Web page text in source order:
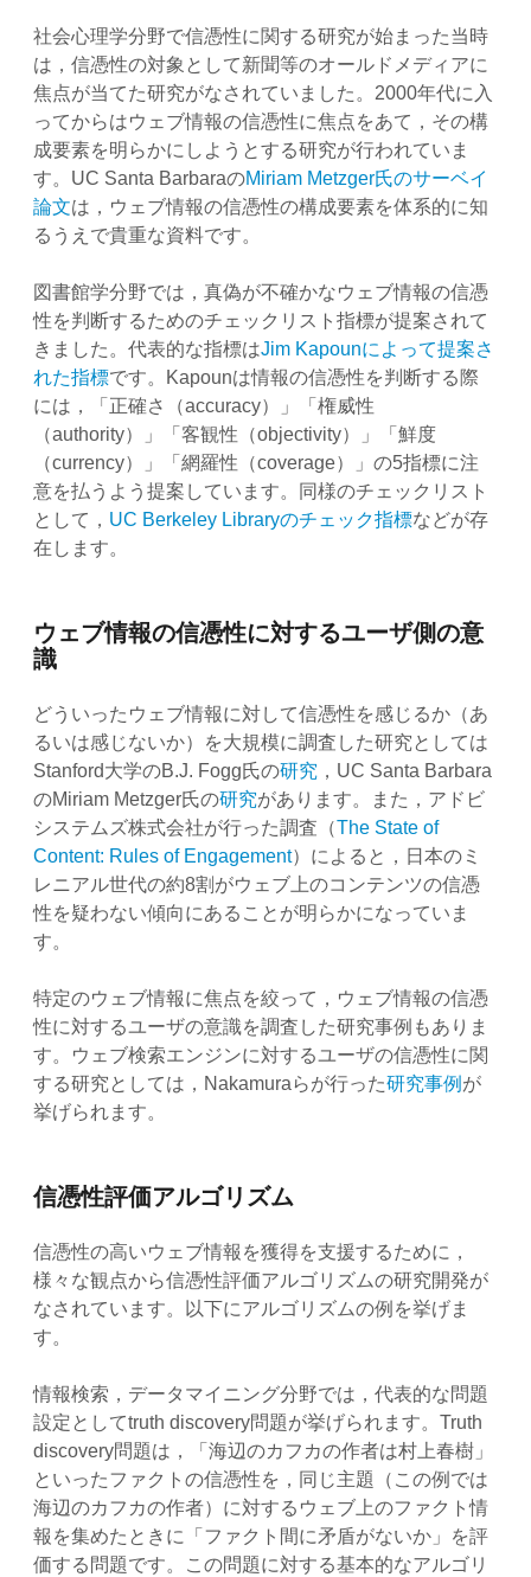
社会心理学分野で信憑性に関する研究が始まった当時
は，信憑性の対象として新聞等のオールドメディアに
焦点が当てた研究がなされていました。2000年代に入
ってからはウェブ情報の信憑性に焦点をあて，その構
成要素を明らかにしようとする研究が行われていま
す。UC Santa BarbaraのMiriam Metzger氏のサーベイ
論文は，ウェブ情報の信憑性の構成要素を体系的に知
るうえで貴重な資料です。
図書館学分野では，真偽が不確かなウェブ情報の信憑
性を判断するためのチェックリスト指標が提案されて
きました。代表的な指標はJim Kapounによって提案さ
れた指標です。Kapounは情報の信憑性を判断する際
には，「正確さ（accuracy）」「権威性
（authority）」「客観性（objectivity）」「鮮度
（currency）」「網羅性（coverage）」の5指標に注
意を払うよう提案しています。同様のチェックリスト
として， UC Berkeley Libraryのチェック指標などが存
在します。
ウェブ情報の信憑性に対するユーザ側の意
識
どういったウェブ情報に対して信憑性を感じるか（あ
るいは感じないか）を大規模に調査した研究としては
Stanford大学のB.J. Fogg氏の研究 ，UC Santa Barbara
のMiriam Metzger氏の研究があります。また，アドビ
システムズ株式会社が行った調査（The State of
Content: Rules of Engagement）によると，日本のミ
レニアル世代の約8割がウェブ上のコンテンツの信憑
性を疑わない傾向にあることが明らかになっていま
す。
特定のウェブ情報に焦点を絞って，ウェブ情報の信憑
性に対するユーザの意識を調査した研究事例もありま
す。ウェブ検索エンジンに対するユーザの信憑性に関
する研究としては，Nakamuraらが行った研究事例 が
挙げられます。
信憑性評価アルゴリズム
信憑性の高いウェブ情報を獲得を支援するために，
様々な観点から信憑性評価アルゴリズムの研究開発が
なされています。以下にアルゴリズムの例を挙げま
す。
情報検索，データマイニング分野では，代表的な問題
設定としてtruth discovery問題が挙げられます。Truth
discovery問題は，「海辺のカフカの作者は村上春樹」
といったファクトの信憑性を，同じ主題（この例では
海辺のカフカの作者）に対するウェブ上のファクト情
報を集めたときに「ファクト間に矛盾がないか」を評
価する問題です。この問題に対する基本的なアルゴリ